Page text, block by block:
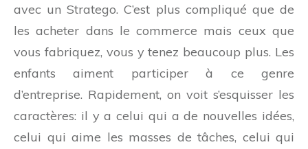
avec un Stratego. C’est plus compliqué que de
les acheter dans le commerce mais ceux que
vous fabriquez, vous y tenez beaucoup plus. Les
enfants aiment participer à ce genre
d’entreprise. Rapidement, on voit s’esquisser les
caractères: il y a celui qui a de nouvelles idées,
celui qui aime les masses de tâches, celui qui